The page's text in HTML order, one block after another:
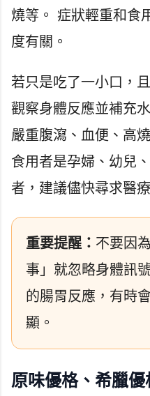
燒等。 症狀輕重和食
度有關。
若只是吃了一小口，
觀察身體反應並補充
嚴重腹瀉、血便、高
食用者是孕婦、幼兒
者，建議儘快尋求醫
重要提醒： 不要因
事」就忽略身體訊
的腸胃反應，有時
顯。
原味優格、希臘